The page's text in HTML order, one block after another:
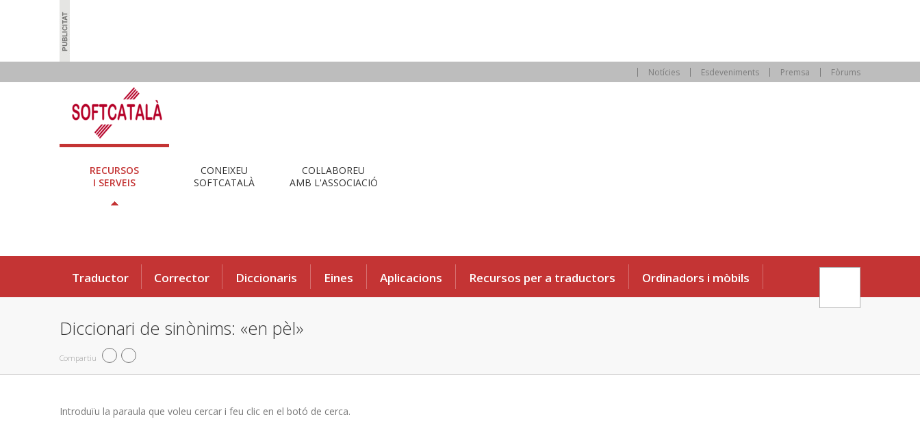
Notícies Esdeveniments Premsa Fòrums
RECURSOS
I SERVEIS
CONEIXEU
SOFTCATALÀ
COL·LABOREU
AMB L'ASSOCIACIÓ
Traductor Corrector Diccionaris Eines Aplicacions Recursos per a traductors Ordinadors i mòbils
Diccionari de sinònims: «en pèl»
Compartiu
Introduïu la paraula que voleu cercar i feu clic en el botó de cerca.